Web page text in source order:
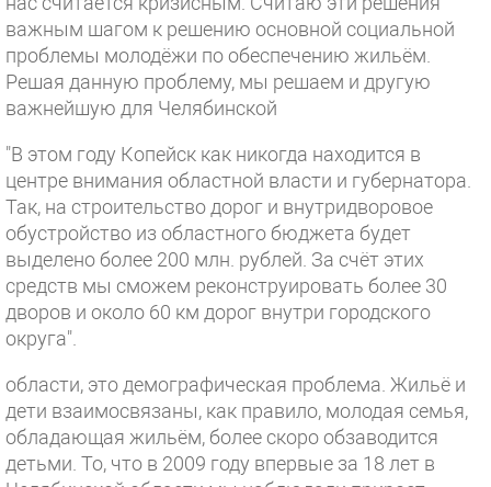
важным шагом к решению основной социальной
проблемы молодёжи по обеспечению жильём.
Решая данную проблему, мы решаем и другую
важнейшую для Челябинской
"В этом году Копейск как никогда находится в
центре внимания областной власти и губернатора.
Так, на строительство дорог и внутридворовое
обустройство из областного бюджета будет
выделено более 200 млн. рублей. За счёт этих
средств мы сможем реконструировать более 30
дворов и около 60 км дорог внутри городского
округа".
области, это демографическая проблема. Жильё и
дети взаимосвязаны, как правило, молодая семья,
обладающая жильём, более скоро обзаводится
детьми. То, что в 2009 году впервые за 18 лет в